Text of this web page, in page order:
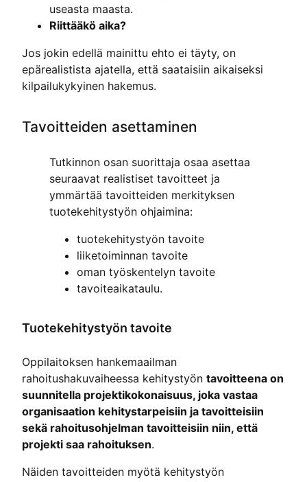
useasta maasta.
Riittääkö aika?
Jos jokin edellä mainittu ehto ei täyty, on
epärealistista ajatella, että saataisiin aikaiseksi
kilpailukykyinen hakemus.
Tavoitteiden asettaminen
Tutkinnon osan suorittaja osaa asettaa
seuraavat realistiset tavoitteet ja
ymmärtää tavoitteiden merkityksen
tuotekehitystyön ohjaimina:
tuotekehitystyön tavoite
liiketoiminnan tavoite
oman työskentelyn tavoite
tavoiteaikataulu.
Tuotekehitystyön tavoite
Oppilaitoksen hankemaailman
rahoitushakuvaiheessa kehitystyön tavoitteena on
suunnitella projektikokonaisuus, joka vastaa
organisaation kehitystarpeisiin ja tavoitteisiin
sekä rahoitusohjelman tavoitteisiin niin, että
projekti saa rahoituksen.
Näiden tavoitteiden myötä kehitystyön